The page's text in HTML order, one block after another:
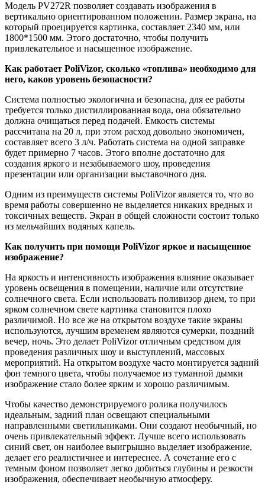
Модель PV272R позволяет создавать изображения в
вертикально ориентированном положении. Размер экрана, на
который проецируется картинка, составляет 2340 мм, или
1800*1500 мм. Этого достаточно, чтобы получить
привлекательное и насыщенное изображение.
Как работает PoliVizor, сколько «топлива» необходимо для
него, каков уровень безопасности?
Система полностью экологична и безопасна, для ее работы
требуется только дистиллированная вода, она обязательно
должна очищаться перед подачей. Емкость системы
рассчитана на 20 л, при этом расход довольно экономичен,
составляет всего 3 л/ч. Работать система на одной заправке
будет примерно 7 часов. Этого вполне достаточно для
создания яркого и незабываемого шоу, проведения
презентации или организации выставочного дня.
Одним из преимуществ системы PoliVizor является то, что во
время работы совершенно не выделяется никаких вредных и
токсичных веществ. Экран в общей сложности состоит только
из мельчайших водяных капель.
Как получить при помощи PoliVizor яркое и насыщенное
изображение?
На яркость и интенсивность изображения влияние оказывает
уровень освещения в помещении, наличие или отсутствие
солнечного света. Если использовать поливизор днем, то при
ярком солнечном свете картинка становится плохо
различимой. Но все же на открытом воздухе такие экраны
используются, лучшим временем являются сумерки, поздний
вечер, ночь. Это делает PoliVizor отличным средством для
проведения различных шоу и выступлений, массовых
мероприятий. На открытом воздухе часто монтируется задний
фон темного цвета, чтобы получаемое из туманной дымки
изображение стало более ярким и хорошо различимым.
Чтобы качество демонстрируемого ролика получилось
идеальным, задний план освещают специальными
направленными светильниками. Они создают необычный, но
очень привлекательный эффект. Лучше всего использовать
синий свет, он наиболее выигрышно выделяет изображение,
делает его реалистичнее и интереснее. А сочетание его с
темным фоном позволяет легко добиться глубины и резкости
изображения, обеспечивает необычную атмосферу.